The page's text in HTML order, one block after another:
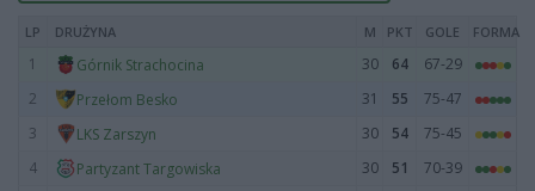
LP DRUŻYNA M PKT GOLE FORMA
1 Górnik Strachocina 30 64
67-29
2
Przełom Besko 31 55
75-47
3
LKS Zarszyn 30 54
75-45
4
Partyzant Targowiska 30 51
70-39